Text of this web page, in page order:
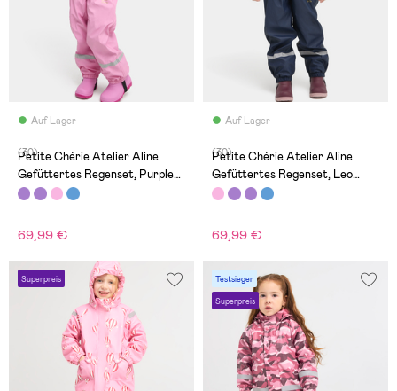
Auf Lager
(30)
Petite Chérie Atelier Aline
Gefüttertes Regenset, Purple
Dots
69,99 €
Auf Lager
(30)
Petite Chérie Atelier Aline
Gefüttertes Regenset, Leo
Mellow Rose
69,99 €
Superpreis Testsieger
Superpreis